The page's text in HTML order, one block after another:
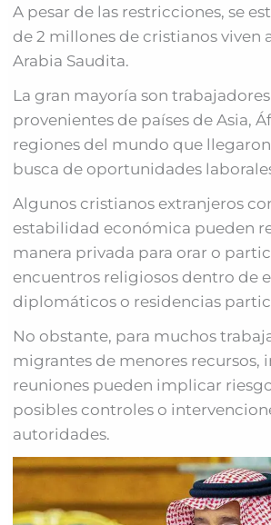
A pesar de las restricciones, se
de 2 millones de cristianos viven
Arabia Saudita.
La gran mayoría son
provenientes de países de Asia,
regiones del mundo que
busca de oportunidades
Algunos cristianos extranjeros
estabilidad económica pueden
manera privada para orar o
encuentros religiosos dentro de
diplomáticos o residencias
No obstante, para muchos
migrantes de menores recursos,
reuniones pueden implicar
posibles controles o
autoridades.